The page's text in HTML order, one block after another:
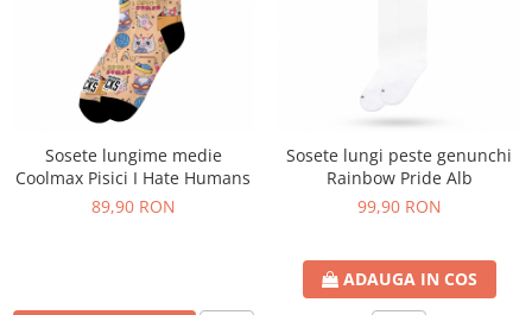
Sosete lungime medie
Coolmax Pisici I Hate Humans
89,90 RON
Sosete lungi peste genunchi
Rainbow Pride Alb
99,90 RON
ADAUGA IN COS